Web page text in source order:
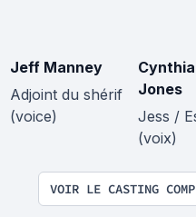
Jeff Manney
Adjoint du shérif
(voice)
Cynthia
Jones
Jess /
(voix)
VOIR LE CASTING